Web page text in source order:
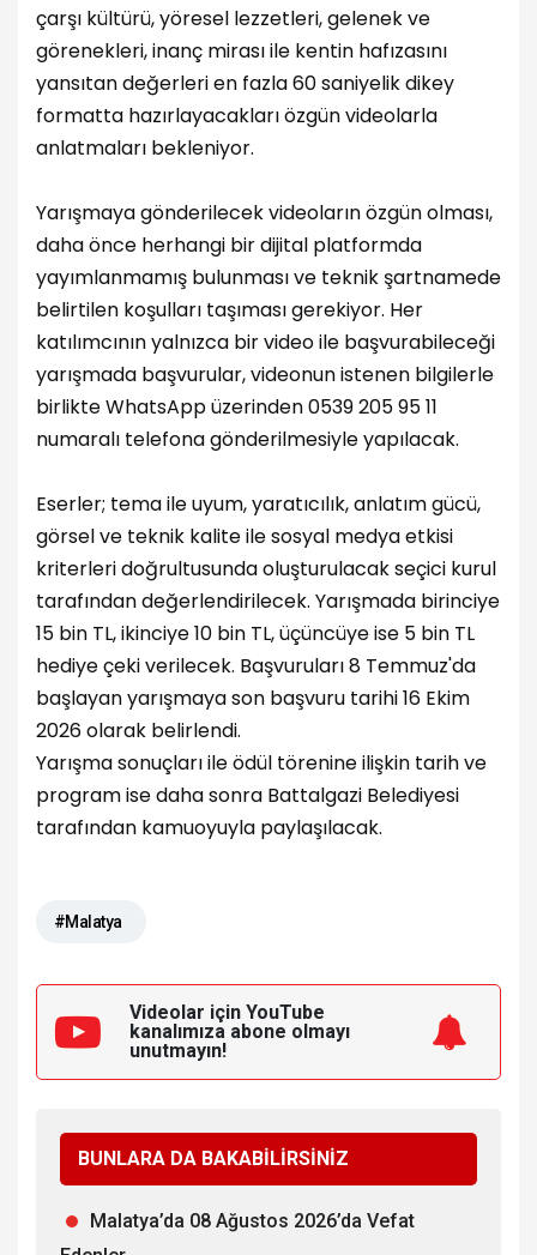
çarşı kültürü, yöresel lezzetleri, gelenek ve
görenekleri, inanç mirası ile kentin hafızasını
yansıtan değerleri en fazla 60 saniyelik dikey
formatta hazırlayacakları özgün videolarla
anlatmaları bekleniyor.
Yarışmaya gönderilecek videoların özgün olması,
daha önce herhangi bir dijital platformda
yayımlanmamış bulunması ve teknik şartnamede
belirtilen koşulları taşıması gerekiyor. Her
katılımcının yalnızca bir video ile başvurabileceği
yarışmada başvurular, videonun istenen bilgilerle
birlikte WhatsApp üzerinden 0539 205 95 11
numaralı telefona gönderilmesiyle yapılacak.
Eserler; tema ile uyum, yaratıcılık, anlatım gücü,
görsel ve teknik kalite ile sosyal medya etkisi
kriterleri doğrultusunda oluşturulacak seçici kurul
tarafından değerlendirilecek. Yarışmada birinciye
15 bin TL, ikinciye 10 bin TL, üçüncüye ise 5 bin TL
hediye çeki verilecek. Başvuruları 8 Temmuz'da
başlayan yarışmaya son başvuru tarihi 16 Ekim
2026 olarak belirlendi.
Yarışma sonuçları ile ödül törenine ilişkin tarih ve
program ise daha sonra Battalgazi Belediyesi
tarafından kamuoyuyla paylaşılacak.
#Malatya
Videolar için YouTube
kanalımıza abone olmayı
unutmayın!
BUNLARA DA BAKABİLİRSİNİZ
Malatya’da 08 Ağustos 2026’da Vefat